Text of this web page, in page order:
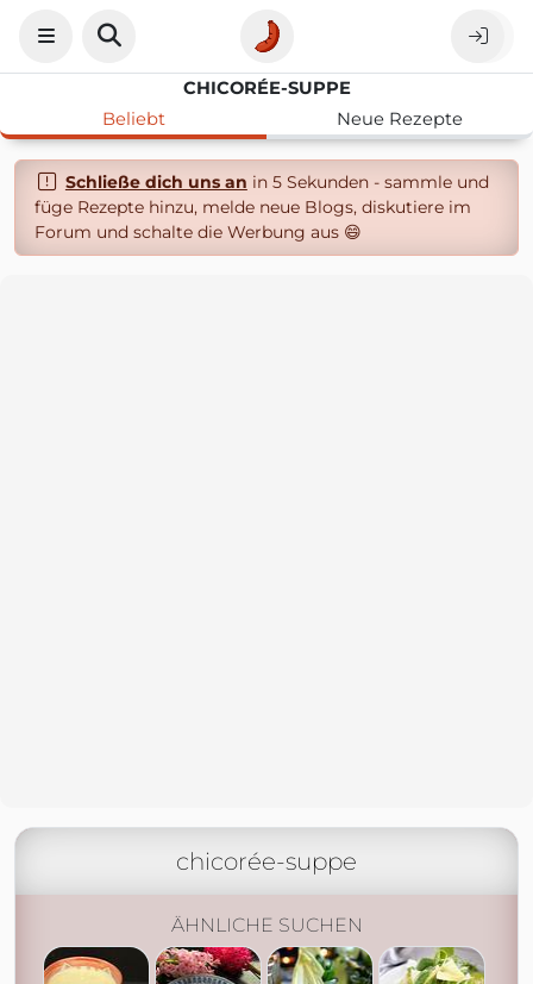
CHICORÉE-SUPPE
Beliebt
Neue Rezepte
Schließe dich uns an in 5 Sekunden - sammle und
füge Rezepte hinzu, melde neue Blogs, diskutiere im
Forum und schalte die Werbung aus 😄
chicorée-suppe
ÄHNLICHE SUCHEN